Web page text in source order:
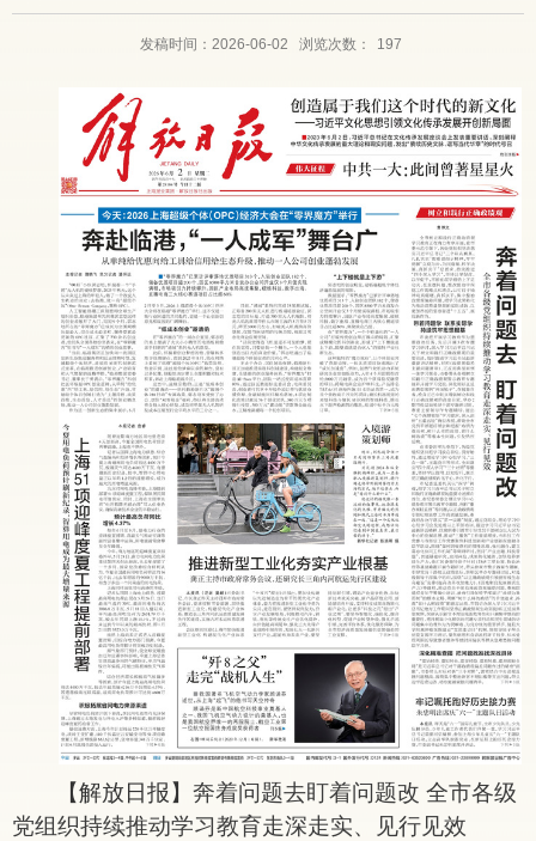
发稿时间：2026-06-02 浏览次数： 197
【解放日报】 奔着问题去盯着问题改 全市各级
党组织持续推动学习教育走深走实、见行见效